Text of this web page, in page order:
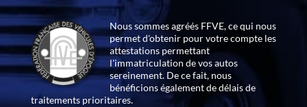
Nous sommes agréés FFVE, ce qui nous
permet d'obtenir pour votre compte les
attestations permettant
l'immatriculation de vos autos
sereinement. De ce fait, nous
bénéficions également de délais de
traitements prioritaires.